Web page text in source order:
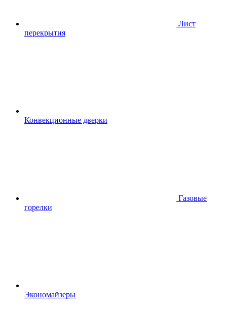
Лист
перекрытия
Конвекционные дверки
Газовые
горелки
Экономайзеры